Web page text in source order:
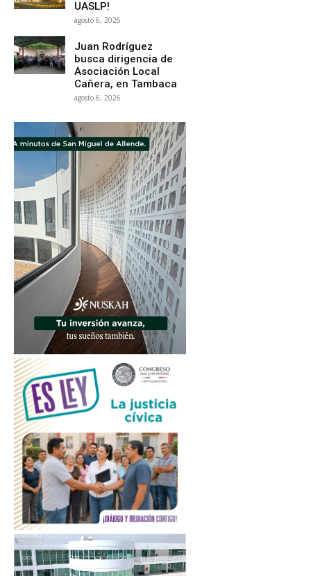
UASLP!
agosto 6, 2026
Juan Rodríguez
busca dirigencia de
Asociación Local
Cañera, en Tambaca
agosto 6, 2026